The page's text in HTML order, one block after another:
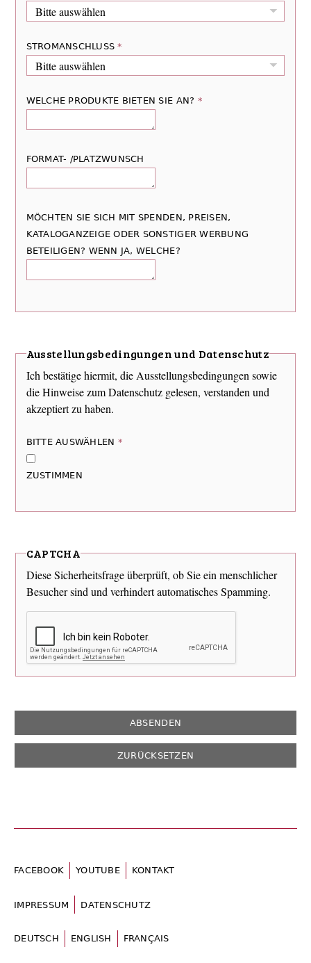
STROMANSCHLUSS*
WELCHE PRODUKTE BIETEN SIE AN? *
FORMAT- /PLATZWUNSCH
MÖCHTEN SIE SICH MIT SPENDEN, PREISEN,
KATALOGANZEIGE ODER SONSTIGER WERBUNG
BETEILIGEN? WENN JA, WELCHE?
Ausstellungsbedingungen und Datenschutz
Ich bestätige hiermit, die Ausstellungsbedingungen sowie
die Hinweise zum Datenschutz gelesen, verstanden und
akzeptiert zu haben.
BITTE AUSWÄHLEN *
ZUSTIMMEN
CAPTCHA
Diese Sicherheitsfrage überprüft, ob Sie ein menschlicher
Besucher sind und verhindert automatisches Spamming.
FACEBOOK YOUTUBE KONTAKT
IMPRESSUM DATENSCHUTZ
DEUTSCH ENGLISH FRANÇAIS